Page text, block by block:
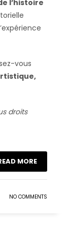
l’histoire
vous
droits
MORE
NO COMMENTS